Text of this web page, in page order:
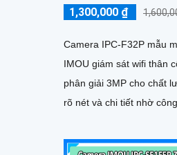
1,300,000 ₫
Camera IPC-F32P mẫu
IMOU giám sát wifi thân
phân giải 3MP cho chất
rõ nét và chi tiết nhờ